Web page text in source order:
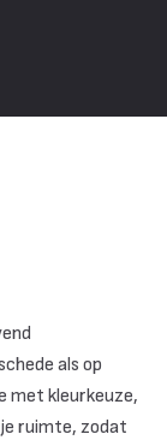
als op
met kleurkeuze,
ruimte, zodat